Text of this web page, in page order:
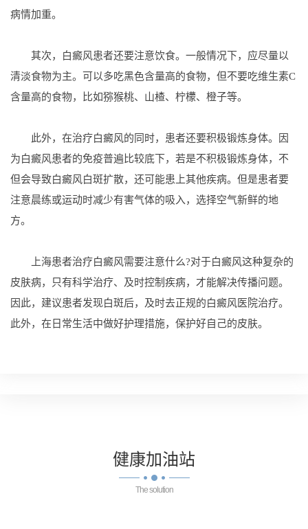
病情加重。
其次，白癜风患者还要注意饮食。一般情况下，应尽量以
清淡食物为主。可以多吃黑色含量高的食物，但不要吃维生素C
含量高的食物，比如猕猴桃、山楂、柠檬、橙子等。
此外，在治疗白癜风的同时，患者还要积极锻炼身体。因
为白癜风患者的免疫普遍比较底下，若是不积极锻炼身体，不
但会导致白癜风白斑扩散，还可能患上其他疾病。但是患者要
注意晨练或运动时减少有害气体的吸入，选择空气新鲜的地
方。
上海患者治疗白癜风需要注意什么?对于白癜风这种复杂的
皮肤病，只有科学治疗、及时控制疾病，才能解决传播问题。
因此，建议患者发现白斑后，及时去正规的白癜风医院治疗。
此外，在日常生活中做好护理措施，保护好自己的皮肤。
健康加油站
The solution